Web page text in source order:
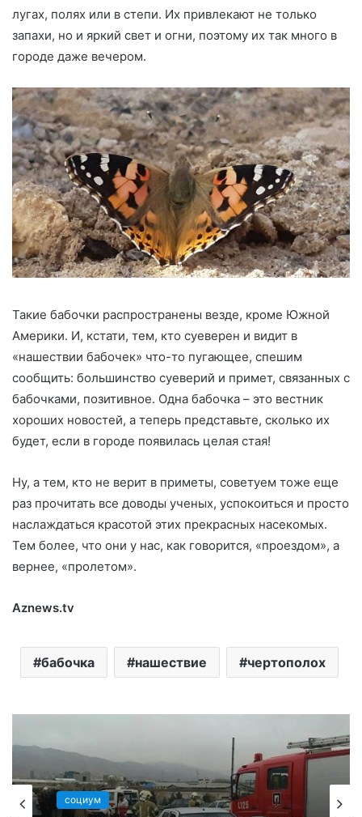
лугах, полях или в степи. Их привлекают не только
запахи, но и яркий свет и огни, поэтому их так много в
городе даже вечером.
Такие бабочки распространены везде, кроме Южной
Америки. И, кстати, тем, кто суеверен и видит в
«нашествии бабочек» что-то пугающее, спешим
сообщить: большинство суеверий и примет, связанных с
бабочками, позитивное. Одна бабочка – это вестник
хороших новостей, а теперь представьте, сколько их
будет, если в городе появилась целая стая!
Ну, а тем, кто не верит в приметы, советуем тоже еще
раз прочитать все доводы ученых, успокоиться и просто
наслаждаться красотой этих прекрасных насекомых.
Тем более, что они у нас, как говорится, «проездом», а
вернее, «пролетом».
Aznews.tv
бабочка нашествие чертополох
социум